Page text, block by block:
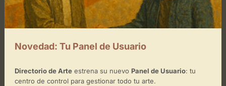
studio
Novedad: Tu Panel de Usuario
Directorio de Arteestrena su nuevo Panel de Usuario: tu
centro de control para gestionar todo tu arte.